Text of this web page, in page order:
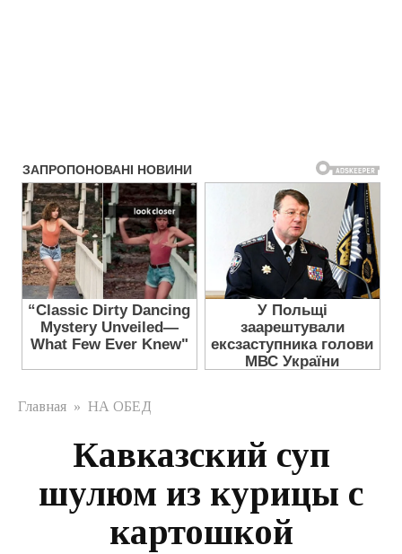
Главная » НА ОБЕД
Кавказский суп
шулюм из курицы с
картошкой